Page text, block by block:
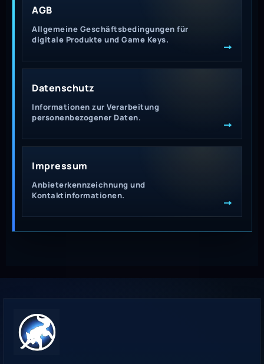
AGB
Allgemeine Geschäftsbedingungen für
digitale Produkte und Game Keys.
→
Datenschutz
Informationen zur Verarbeitung
personenbezogener Daten.
→
Impressum
Anbieterkennzeichnung und
Kontaktinformationen.
→